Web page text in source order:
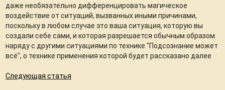
даже необязательно дифференцировать магическое
воздействие от ситуаций, вызванных иными причинами,
поскольку в любом случае это ваша ситуация, которую вы
создали себе сами, и которая разрешается обычным образом
наряду с другими ситуациями по технике "Подсознание может
всё", о технике применения которой будет рассказано далее
Следующая статья